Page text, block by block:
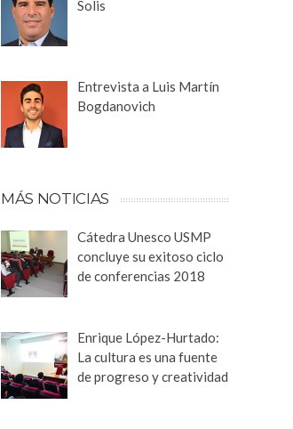
Solis
Entrevista a Luis Martín
Bogdanovich
MÁS NOTICIAS
Cátedra Unesco USMP
concluye su exitoso ciclo
de conferencias 2018
Enrique López-Hurtado:
La cultura es una fuente
de progreso y creatividad